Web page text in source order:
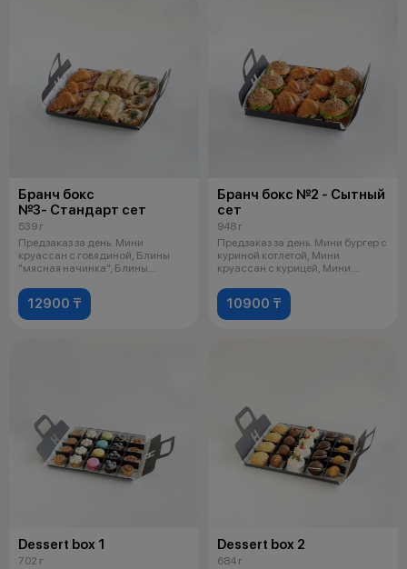
Бранч бокс
№3- Стандарт сет
539 г
Предзаказ за день. Мини
круассан с говядиной, Блины
"мясная начинка", Блины
12900 ₸
Бранч бокс №2 - Сытный
сет
948 г
Предзаказ за день. Мини бургер с
куриной котлетой, Мини
круассан с курицей, Мини
10900 ₸
Dessert box 1
702 г
Dessert box 2
684 г